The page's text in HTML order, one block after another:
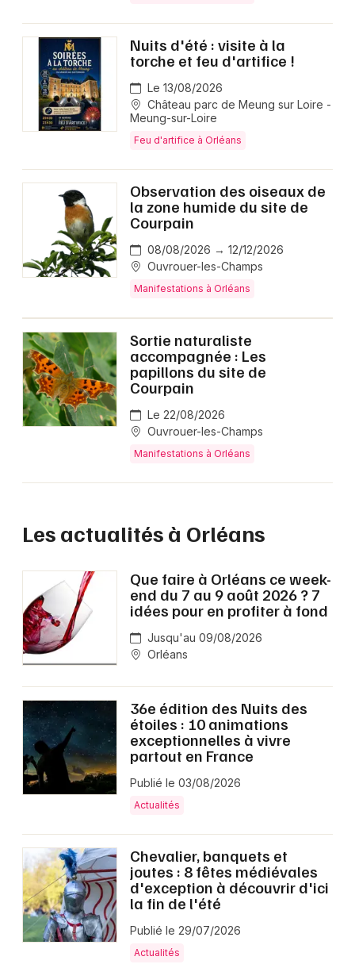
Nuits d'été : visite à la
torche et feu d'artifice !
Le 13/08/2026
Château parc de Meung sur Loire -
Meung-sur-Loire
Feu d'artifice à Orléans
Observation des oiseaux de
la zone humide du site de
Courpain
08/08/2026 → 12/12/2026
Ouvrouer-les-Champs
Manifestations à Orléans
Sortie naturaliste
accompagnée : Les
papillons du site de
Courpain
Le 22/08/2026
Ouvrouer-les-Champs
Manifestations à Orléans
Les actualités à Orléans
Que faire à Orléans ce week-
end du 7 au 9 août 2026 ? 7
idées pour en profiter à fond
Jusqu'au 09/08/2026
Orléans
36e édition des Nuits des
étoiles : 10 animations
exceptionnelles à vivre
partout en France
Publié le 03/08/2026
Actualités
Chevalier, banquets et
joutes : 8 fêtes médiévales
d'exception à découvrir d'ici
la fin de l'été
Publié le 29/07/2026
Actualités